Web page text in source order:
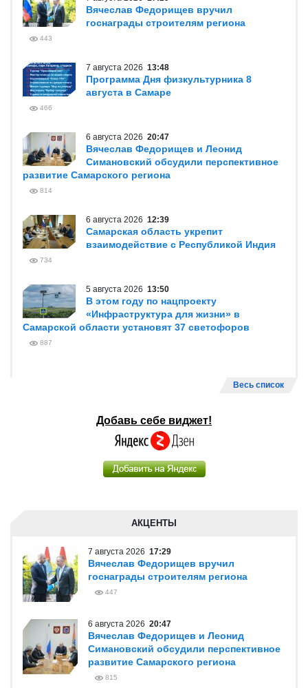
Вячеслав Федорищев вручил
госнаграды строителям региона
443
7 августа 2026 13:48
Программа Дня физкультурника 8
августа в Самаре
466
6 августа 2026 20:47
Вячеслав Федорищев и Леонид
Симановский обсудили перспективное
развитие Самарского региона
814
6 августа 2026 12:39
Самарская область укрепит
взаимодействие с Республикой Индия
734
5 августа 2026 13:50
В этом году по нацпроекту
«Инфраструктура для жизни» в
Самарской области установят 37 светофоров
887
Весь список
Добавь себе виджет!
АКЦЕНТЫ
7 августа 2026 17:29
Вячеслав Федорищев вручил
госнаграды строителям региона
447
6 августа 2026 20:47
Вячеслав Федорищев и Леонид
Симановский обсудили перспективное
развитие Самарского региона
815